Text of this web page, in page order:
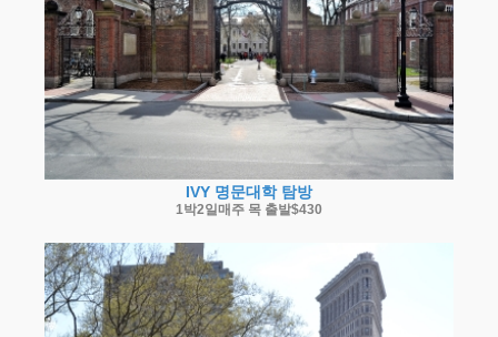
IVY 명문대학 탐방
1박2일매주 목 출발$430